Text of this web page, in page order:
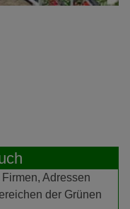
Adressen
der Grünen